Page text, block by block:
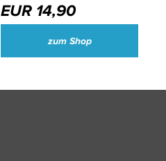
EUR 14,90
zum Shop